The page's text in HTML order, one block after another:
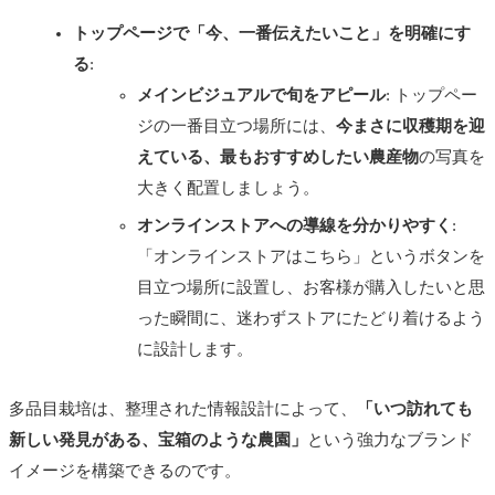
トップページで「今、一番伝えたいこと」を明確にす
る:
メインビジュアルで旬をアピール: トップペー
ジの一番目立つ場所には、 今まさに収穫期を迎
えている、最もおすすめしたい農産物の写真を
大きく配置しましょう。
オンラインストアへの導線を分かりやすく :
「オンラインストアはこちら」というボタンを
目立つ場所に設置し、お客様が購入したいと思
った瞬間に、迷わずストアにたどり着けるよう
に設計します。
多品目栽培は、整理された情報設計によって、
「いつ訪れても
新しい発見がある、宝箱のような農園」
という強力なブランド
イメージを構築できるのです。